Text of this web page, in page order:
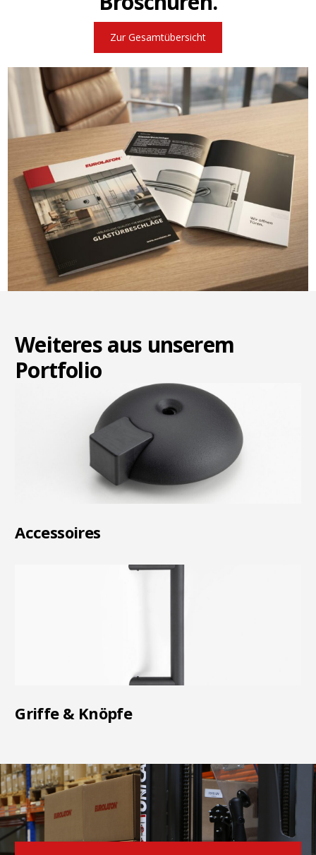
Zur Gesamtübersicht
Weiteres aus unserem
Portfolio
Accessoires
Griffe & Knöpfe